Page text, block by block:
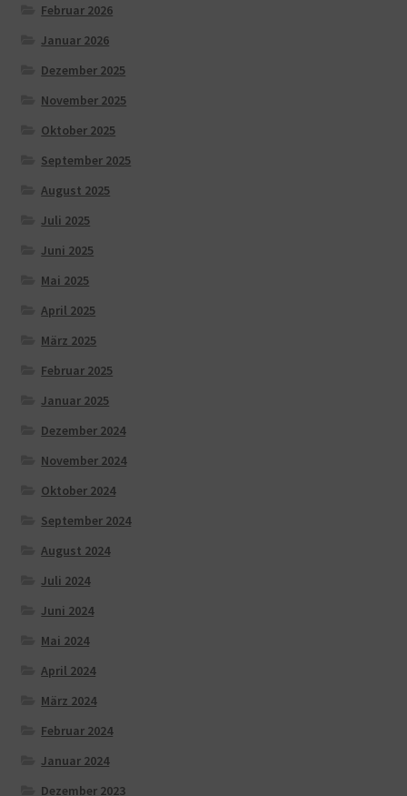
Februar 2026
Januar 2026
Dezember 2025
November 2025
Oktober 2025
September 2025
August 2025
Juli 2025
Juni 2025
Mai 2025
April 2025
März 2025
Februar 2025
Januar 2025
Dezember 2024
November 2024
Oktober 2024
September 2024
August 2024
Juli 2024
Juni 2024
Mai 2024
April 2024
März 2024
Februar 2024
Januar 2024
Dezember 2023